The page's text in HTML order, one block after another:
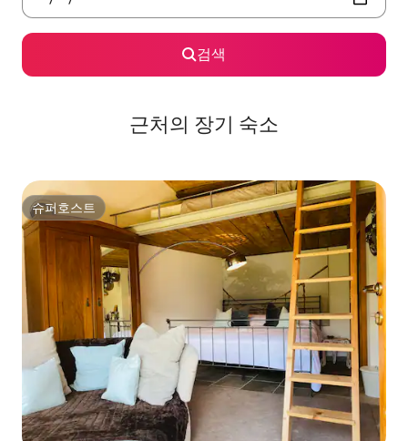
검색
근처의 장기 숙소
슈퍼호스트
슈퍼호스트